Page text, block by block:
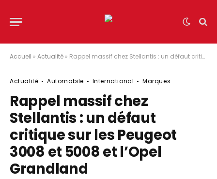
Accueil » Actualité » Rappel massif chez Stellantis : un défaut critique sur les Peugeot 3008 et 5008 et l’Opel Grandland
Actualité Automobile International Marques
Rappel massif chez
Stellantis : un défaut
critique sur les Peugeot
3008 et 5008 et l’Opel
Grandland